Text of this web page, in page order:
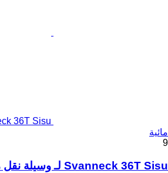
مائية
9
Svanneck 36T Sisu لـ وسيلة نقل مائية